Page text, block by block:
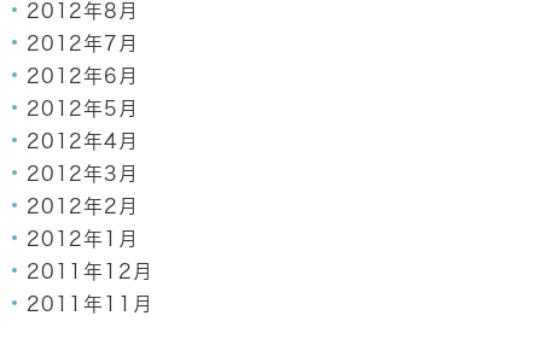
2012年8月
2012年7月
2012年6月
2012年5月
2012年4月
2012年3月
2012年2月
2012年1月
2011年12月
2011年11月